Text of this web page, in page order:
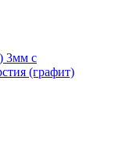
3мм с
(графит)